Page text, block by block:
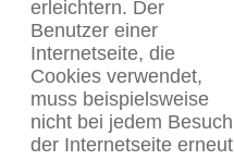
erleichtern. Der
Benutzer einer
Internetseite, die
Cookies verwendet,
muss beispielsweise
nicht bei jedem Besuch
der Internetseite erneut